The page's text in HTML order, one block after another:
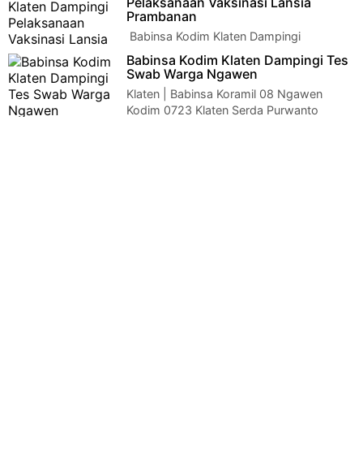
Prambanan
Babinsa Kodim Klaten Dampingi
Pelaksanaan Vaksinasi Lansia
Prambanan Klaten - Babinsa Brajan Koramil 09/Prambanan
Kodim…
Babinsa Kodim Klaten Dampingi Tes
Swab Warga Ngawen
Klaten | Babinsa Koramil 08 Ngawen
Kodim 0723 Klaten Serda Purwanto